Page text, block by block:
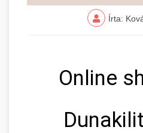
Írta:
Online